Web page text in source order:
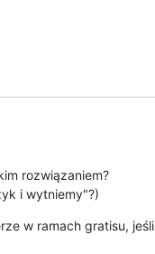
rozwiązaniem?
i wytniemy"?)
w ramach gratisu, jeśli